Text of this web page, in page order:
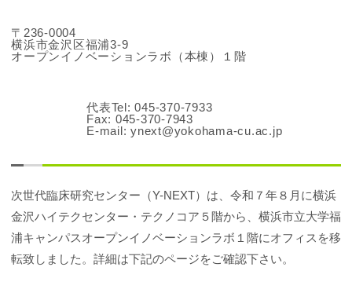
〒236-0004
横浜市金沢区福浦3-9
オープンイノベーションラボ（本棟）１階
代表Tel: 045-370-7933
Fax: 045-370-7943
E-mail: ynext@yokohama-cu.ac.jp
次世代臨床研究センター（Y-NEXT）は、令和７年８月に横浜
金沢ハイテクセンター・テクノコア５階から、横浜市立大学福
浦キャンパスオープンイノベーションラボ１階にオフィスを移
転致しました。詳細は下記のページをご確認下さい。